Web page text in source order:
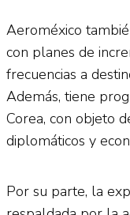
Aeroméxico
con planes de
frecuencias a
Además, tiene
Corea, con objeto
diplomáticos y
Por su parte, la